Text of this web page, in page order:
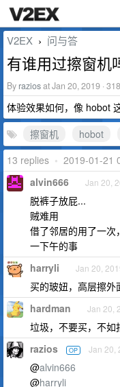
V2EX › 问与答
有谁用过擦窗机
By raziosat Jan 20, 2019 ·
体验效果如何，像 hobot
擦窗机
hobot
13 replies • 2019-01-21
alvin666 Jan 20,
脱裤子放屁...
贼难用
借了邻居的用了一
一下午的事
harryli Jan 20,
买的玻妞，高层擦
hardman Jan 20,
垃圾，不要买，不如
razios OP Jan 20,
@alvin666
@harryli